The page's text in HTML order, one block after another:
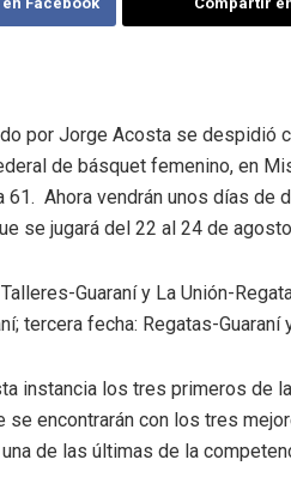
por Jorge Acosta se despidió
de básquet femenino, en
61. Ahora vendrán unos días de
se jugará del 22 al 24 de
Guaraní y La Unión-
tercera fecha: Regatas-Guaraní
instancia los tres primeros de
se encontrarán con los tres
de las últimas de la